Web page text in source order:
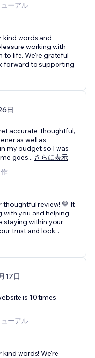
ーアル
kind words and
working with
to life. We're grateful
forward to supporting
日
accurate, thoughtful,
as well as
my budget so I was
goes... さらに表示
thoughtful review! 💛 It
with you and helping
staying within your
trust and look...
17日
is 10 times
ーアル
words! We're